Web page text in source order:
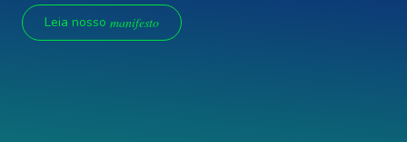
Leia nosso manifesto